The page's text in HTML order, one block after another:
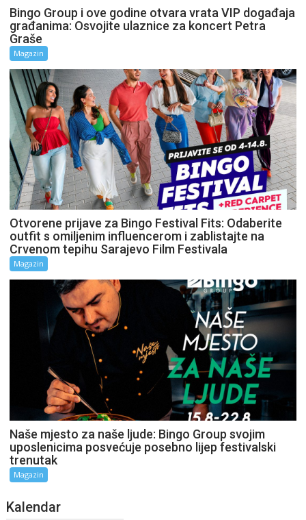
Bingo Group i ove godine otvara vrata VIP događaja
građanima: Osvojite ulaznice za koncert Petra
Graše
Magazin
Otvorene prijave za Bingo Festival Fits: Odaberite
outfit s omiljenim influencerom i zablistajte na
Crvenom tepihu Sarajevo Film Festivala
Magazin
Naše mjesto za naše ljude: Bingo Group svojim
uposlenicima posvećuje posebno lijep festivalski
trenutak
Magazin
Kalendar